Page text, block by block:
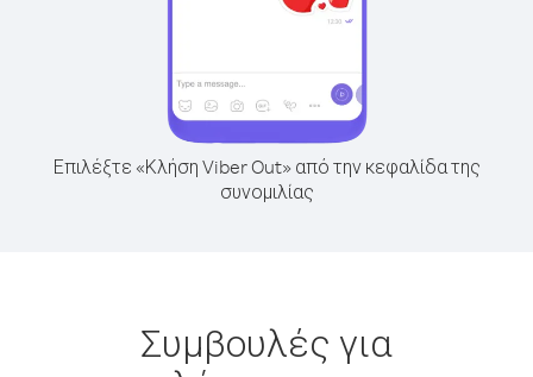
Επιλέξτε «Κλήση Viber Out» από την κεφαλίδα της
συνομιλίας
Συμβουλές για